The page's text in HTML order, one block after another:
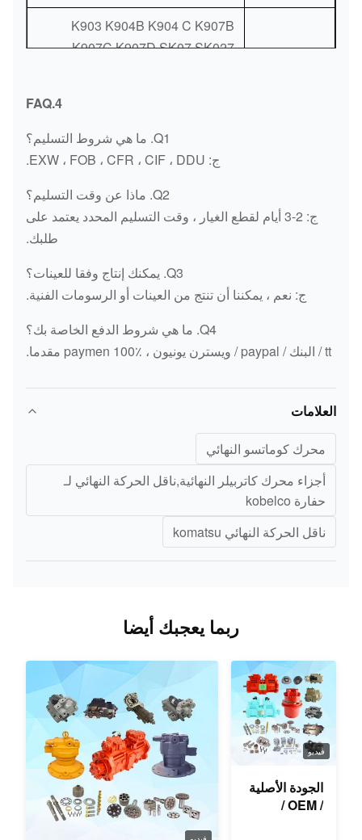
K903 K904B K904 C K907B
K907C K907D SK07 SK027
SK230-6E SK250-6 / 8 SK300
SK320 SK330-6 / 8 SK350-6 / 8
HYUNDAI
-7 R60-5 / 7 R80-7 / 9 R85-7 R110
R130R150LC R200 R210 R215-7
R265LC-7/9 R280 R290 R290LC-
7 R300 R305LC-9 R320 R335LC
-7/9 R375LC R385 R455 R485LC
R505LC-7 R515LC-9T R805LC-7
4.FAQ
Q1. ما هي شروط التسليم؟
ج: EXW ، FOB ، CFR ، CIF ، DDU.
Q2. ماذا عن وقت التسليم؟
ج: 2-3 أيام لقطع الغيار ، وقت التسليم المحدد يعتمد على
طلبك.
Q3. يمكنك إنتاج وفقا للعينات؟
ج: نعم ، يمكننا أن تنتج من العينات أو الرسومات الفنية.
Q4. ما هي شروط الدفع الخاصة بك؟
tt / البنك / paypal / ويسترن يونيون ، paymen 100٪ مقدما.
العلامات
محرك كوماتسو النهائي
أجزاء محرك كاتربيلر النهائية,ناقل الحركة النهائي لـ
حفارة kobelco
ناقل الحركة النهائي komatsu
ربما يعجبك أيضا
فيديو
الجودة الأصلية
/ OEM /